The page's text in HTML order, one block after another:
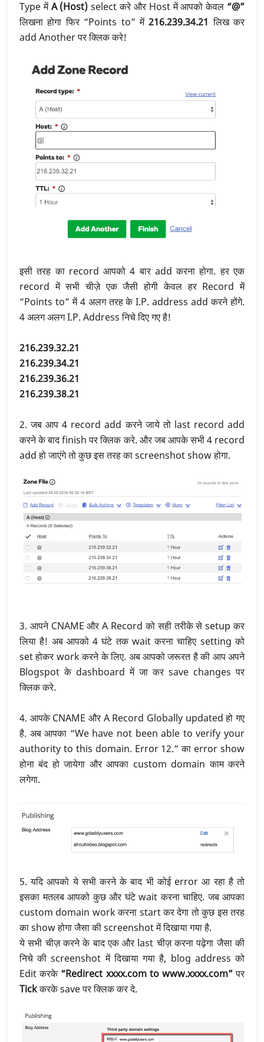
Type मेंA (Host) select करे और Host में आपको केवल “@”
लिखना होगा फिर “Points to” में216.239.34.21 लिख कर
add Another पर क्लिक करे!
इसी तरह का record आपको 4 बार add करना होगा. हर एक
record में सभी चीज़े एक जैसी होगी केवल हर Record में
“Points to” में 4 अलग तरह के I.P. address add करने होंगे.
4 अलग अलग I.P. Address निचे दिए गए है!
216.239.32.21
216.239.34.21
216.239.36.21
216.239.38.21
2. जब आप 4 record add करने जाये तो last record add
करने के बाद finish पर क्लिक करे. और जब आपके सभी 4 record
add हो जाएंगे तो कुछ इस तरह का screenshot show होगा.
3. आपने CNAME और A Record को सही तरीके से setup कर
लिया है! अब आपको 4 घंटे तक wait करना चाहिए setting को
set होकर work करने के लिए. अब आपको जरूरत है की आप अपने
Blogspot के dashboard में जा कर save changes पर
क्लिक करे.
4. आपके CNAME और A Record Globally updated हो गए
है. अब आपका “We have not been able to verify your
authority to this domain. Error 12.“ का error show
होना बंद हो जायेगा और आपका custom domain काम करने
लगेगा.
5. यदि आपको ये सभी करने के बाद भी कोई error आ रहा है तो
इसका मतलब आपको कुछ और घंटे wait करना चाहिए. जब आपका
custom domain work करना start कर देगा तो कुछ इस तरह
का show होगा जैसा की screenshot में दिखाया गया है.
ये सभी चीज़ करने के बाद एक और last चीज़ करना पढ़ेगा जैसा की
निचे की screenshot में दिखाया गया है, blog address को
Edit करके “Redirect xxxx.com to www.xxxx.com”पर
Tickकरके save पर क्लिक कर दे.